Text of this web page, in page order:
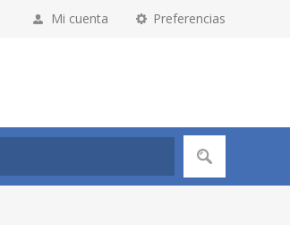
Preferencias
Mi cuenta